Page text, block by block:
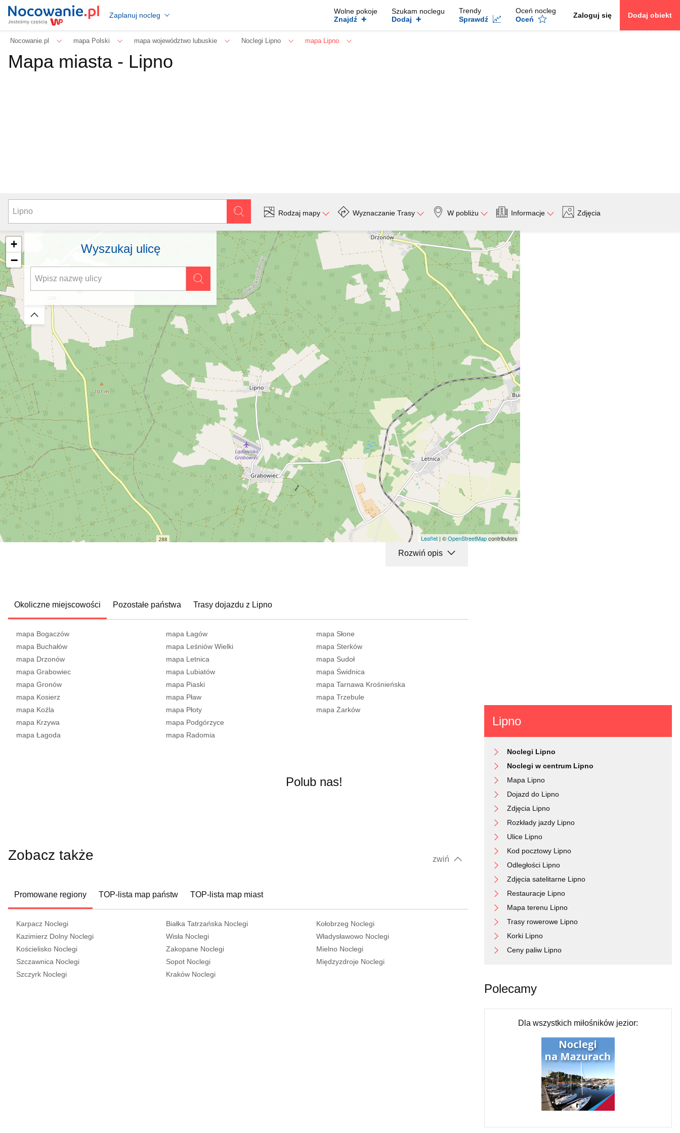
Zaplanuj nocleg
Wolne pokoje
Znajdź +
Szukam noclegu
Dodaj +
Trendy
Sprawdź
Oceń nocleg
Oceń
Zaloguj się Dodaj obiekt
Nocowanie.pl mapa Polski mapa województwo lubuskie Noclegi Lipno mapa Lipno
Mapa miasta - Lipno
Rodzaj mapy Wyznaczanie Trasy W pobliżu Informacje Zdjęcia
Wyszukaj ulicę
Szukaj
Zwiń/rozwiń
+
−
Leaflet | ©OpenStreetMapcontributors
Rozwiń opis
Okoliczne miejscowości Pozostałe państwa Trasy dojazdu z Lipno
mapa Bogaczów
mapa Buchałów
mapa Drzonów
mapa Grabowiec
mapa Gronów
mapa Kosierz
mapa Koźla
mapa Krzywa
mapa Łagoda
mapa Łagów
mapa Leśniów Wielki
mapa Letnica
mapa Lubiatów
mapa Piaski
mapa Pław
mapa Płoty
mapa Podgórzyce
mapa Radomia
mapa Słone
mapa Sterków
mapa Sudoł
mapa Świdnica
mapa Tarnawa Krośnieńska
mapa Trzebule
mapa Żarków
Polub nas!
Zobacz także zwiń
Promowane regiony TOP-lista map państw TOP-lista map miast
Karpacz Noclegi
Kazimierz Dolny Noclegi
Kościelisko Noclegi
Szczawnica Noclegi
Szczyrk Noclegi
Białka Tatrzańska Noclegi
Wisła Noclegi
Zakopane Noclegi
Sopot Noclegi
Kraków Noclegi
Kołobrzeg Noclegi
Władysławowo Noclegi
Mielno Noclegi
Międzyzdroje Noclegi
Lipno
Noclegi Lipno
Noclegi w centrum Lipno
Mapa Lipno
Dojazd do Lipno
Zdjęcia Lipno
Rozkłady jazdy Lipno
Ulice Lipno
Kod pocztowy Lipno
Odległości Lipno
Zdjęcia satelitarne Lipno
Restauracje Lipno
Mapa terenu Lipno
Trasy rowerowe Lipno
Korki Lipno
Ceny paliw Lipno
Polecamy
Dla wszystkich miłośników jezior: